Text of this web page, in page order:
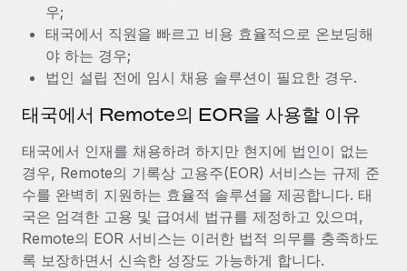
Remote의 사명은 모든 규모의 기업이 전 세계 어디서든 업무에 가
장 적합 사람을 찾아 채용 및 관리하고 급여를 지급하도록 돕는 것
입니다. 이를 위해 최근 몇 주 동안 새로운...
Shootsta가 Remote를 통해 네 개의 시장에서 글로벌
채용을 확장한 방법
비디오 콘텐츠를 활용한 마케팅이 계속해서 인기를 끌면서, 기업들
에게는 흥미롭고 전문적인 비디오 제작이 어느 때보다 중요해졌습
니다. 그러나 대부분의 회사들은 그렇게 높은 품질의...
우;
태국에서 직원을 빠르고 비용 효율적으로 온보딩해
야 하는 경우;
법인 설립 전에 임시 채용 솔루션이 필요한 경우.
태국에서 Remote의 EOR을 사용할 이유
태국에서 인재를 채용하려 하지만 현지에 법인이 없는
경우, Remote의 기록상 고용주(EOR) 서비스는 규제 준
수를 완벽히 지원하는 효율적 솔루션을 제공합니다. 태
국은 엄격한 고용 및 급여세 법규를 제정하고 있으며,
Remote의 EOR 서비스는 이러한 법적 의무를 충족하도
록 보장하면서 신속한 성장도 가능하게 합니다.